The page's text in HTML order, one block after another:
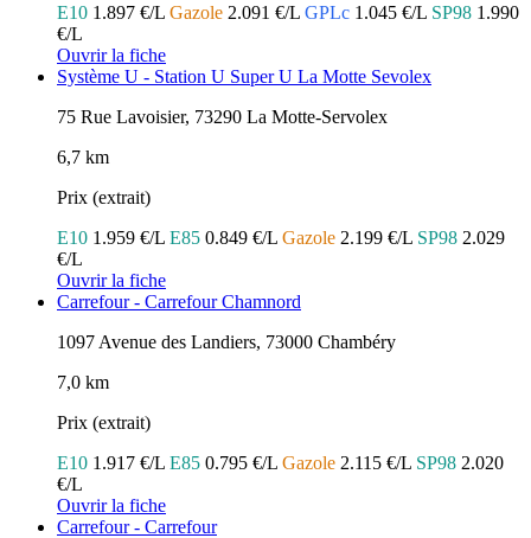
E10 1.897 €/L Gazole 2.091 €/L GPLc 1.045 €/L SP98 1.990
€/L
Ouvrir la fiche
Système U - Station U Super U La Motte Sevolex
75 Rue Lavoisier, 73290 La Motte-Servolex
6,7 km
Prix (extrait)
E10 1.959 €/L E85 0.849 €/L Gazole 2.199 €/L SP98 2.029
€/L
Ouvrir la fiche
Carrefour - Carrefour Chamnord
1097 Avenue des Landiers, 73000 Chambéry
7,0 km
Prix (extrait)
E10 1.917 €/L E85 0.795 €/L Gazole 2.115 €/L SP98 2.020
€/L
Ouvrir la fiche
Carrefour - Carrefour